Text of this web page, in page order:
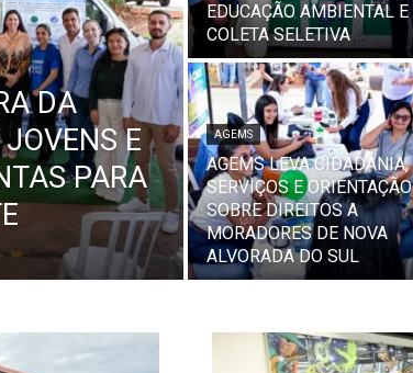
DA
E
PARA
EDUCAÇÃO AMBIENTAL E
COLETA SELETIVA
AGEMS
AGEMS LEVA CIDADANIA,
SERVIÇOS E ORIENTAÇÃO
SOBRE DIREITOS A
MORADORES DE NOVA
ALVORADA DO SUL